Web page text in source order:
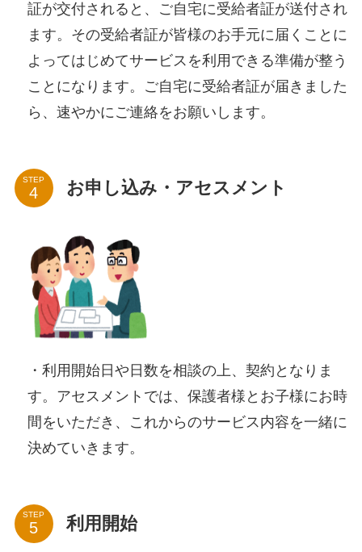
証が交付されると、ご自宅に受給者証が送付され
ます。その受給者証が皆様のお手元に届くことに
よってはじめてサービスを利用できる準備が整う
ことになります。ご自宅に受給者証が届きました
ら、速やかにご連絡をお願いします。
STEP お申し込み・アセスメント
・利用開始日や日数を相談の上、契約となりま
す。アセスメントでは、保護者様とお子様にお時
間をいただき、これからのサービス内容を一緒に
決めていきます。
STEP 利用開始